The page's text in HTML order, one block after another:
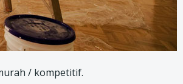
/ kompetitif.